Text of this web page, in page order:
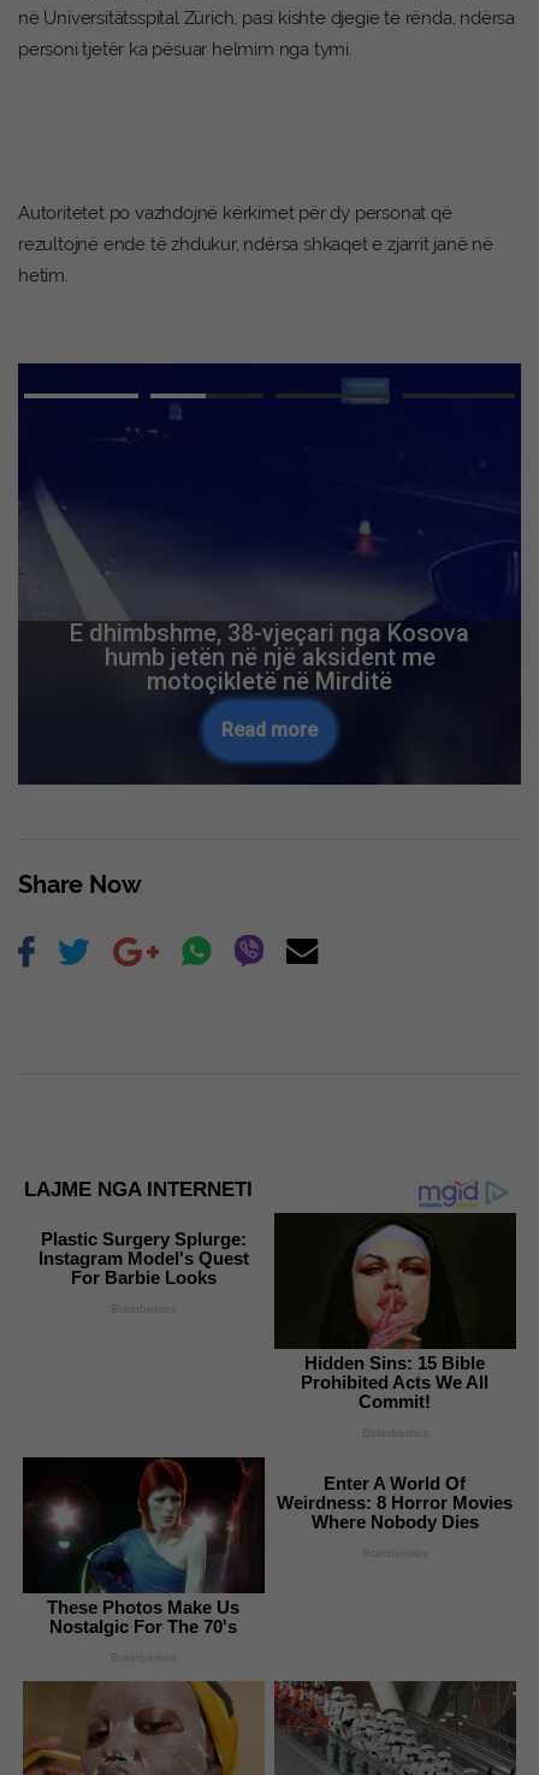
në Universitätsspital Zürich, pasi kishte djegie të rënda, ndërsa
personi tjetër ka pësuar helmim nga tymi.
Autoritetet po vazhdojnë kërkimet për dy personat që
rezultojnë ende të zhdukur, ndërsa shkaqet e zjarrit janë në
hetim.
E dhimbshme, 38-vjeçari nga Kosova
humb jetën në një aksident me
motoçikletë në Mirditë
Read more
Share Now
LAJME NGA INTERNETI
Plastic Surgery Splurge:
Instagram Model's Quest
For Barbie Looks
Brainberries
Hidden Sins: 15 Bible
Prohibited Acts We All
Commit!
Brainberries
These Photos Make Us
Nostalgic For The 70's
Brainberries
Enter A World Of
Weirdness: 8 Horror Movies
Where Nobody Dies
Brainberries